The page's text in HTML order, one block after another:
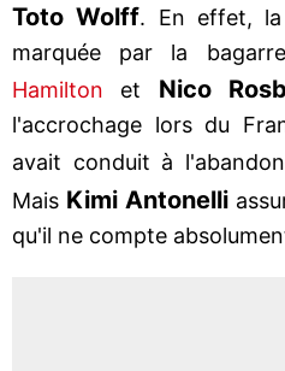
Toto Wolff. En effet, la
marquée par la
Hamilton et Nico
l'accrochage lors du
avait conduit à
Mais Kimi Antonelli
qu'il ne compte